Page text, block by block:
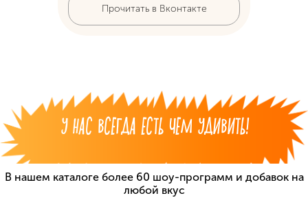
Прочитать в Вконтакте
У НАС ВСЕГДА ЕСТЬ ЧЕМ УДИВИТЬ!
В нашем каталоге более 60 шоу-программ и добавок на
любой вкус